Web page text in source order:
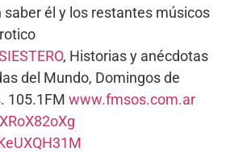
saber él y los restantes músicos
, Historias y anécdotas
del Mundo, Domingos de
105.1FM www.fmsos.com.ar